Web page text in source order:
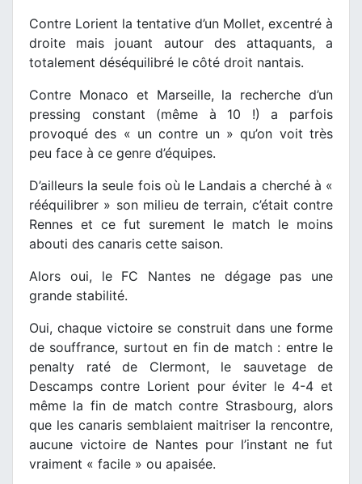
Contre Lorient la tentative d’un Mollet, excentré à
droite mais jouant autour des attaquants, a
totalement déséquilibré le côté droit nantais.
Contre Monaco et Marseille, la recherche d’un
pressing constant (même à 10 !) a parfois
provoqué des « un contre un » qu’on voit très
peu face à ce genre d’équipes.
D’ailleurs la seule fois où le Landais a cherché à «
rééquilibrer » son milieu de terrain, c’était contre
Rennes et ce fut surement le match le moins
abouti des canaris cette saison.
Alors oui, le FC Nantes ne dégage pas une
grande stabilité.
Oui, chaque victoire se construit dans une forme
de souffrance, surtout en fin de match : entre le
penalty raté de Clermont, le sauvetage de
Descamps contre Lorient pour éviter le 4-4 et
même la fin de match contre Strasbourg, alors
que les canaris semblaient maitriser la rencontre,
aucune victoire de Nantes pour l’instant ne fut
vraiment « facile » ou apaisée.